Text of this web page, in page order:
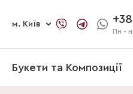
м. Київ
Пн -
Букети та Композиції